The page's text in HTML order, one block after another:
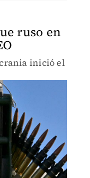
ruso en
inició el